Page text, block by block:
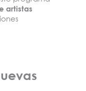
artistas